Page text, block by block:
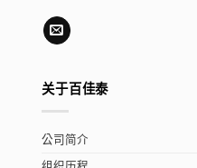
关于百佳泰
公司简介